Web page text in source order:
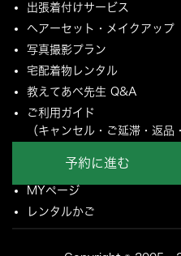
予約に進む
出張着付けサービス
ヘアーセット・メイクアップ
写真撮影プラン
宅配着物レンタル
教えてあべ先生 Q&A
ご利用ガイド
（キャンセル・ご延滞・返
ご配送とご返却について
MYページ
レンタルかご